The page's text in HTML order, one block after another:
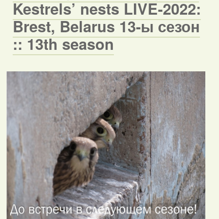
Kestrels’ nests LIVE-2022:
Brest, Belarus 13-ы сезон
:: 13th season